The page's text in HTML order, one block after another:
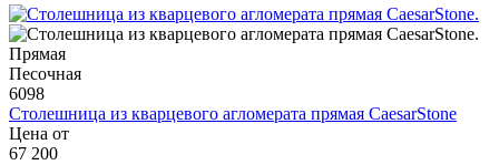
Прямая
Песочная
6098
Столешница из кварцевого агломерата прямая CaesarStone
Цена от
67 200